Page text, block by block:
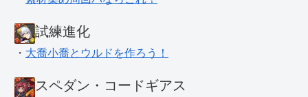
試練進化
・ 大喬小喬とウルドを作ろう！
スペダン・コードギアス